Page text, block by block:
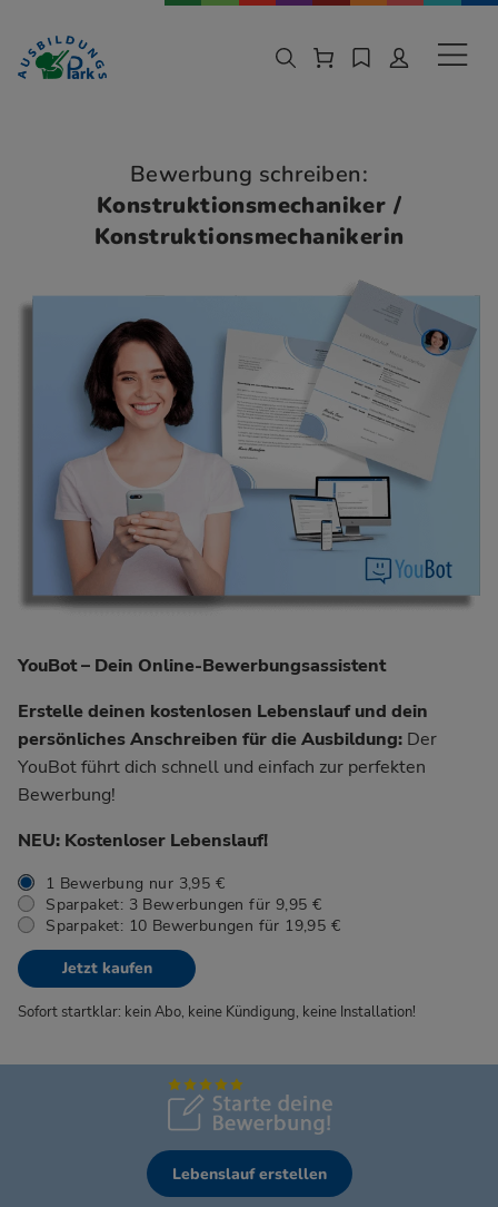
Zur Navigation springen
Zu den Hauptinhalten springen
Bewerbung schreiben:
Konstruktionsmechaniker /
Konstruktionsmechanikerin
YouBot – Dein Online-Bewerbungsassistent
Erstelle deinen kostenlosen Lebenslauf und dein
persönliches Anschreiben für die Ausbildung: Der
YouBot führt dich schnell und einfach zur perfekten
Bewerbung!
NEU: Kostenloser Lebenslauf!
1 Bewerbung nur 3,95 €
Sparpaket: 3 Bewerbungen für 9,95 €
Sparpaket: 10 Bewerbungen für 19,95 €
Jetzt kaufen
Sofort startklar: kein Abo, keine Kündigung, keine Installation!
Lebenslauf erstellen